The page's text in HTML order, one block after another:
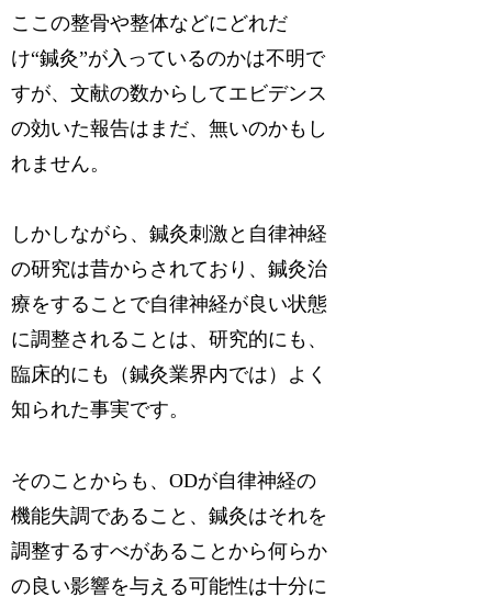
ここの整骨や整体などにどれだ
け“鍼灸”が入っているのかは不明で
すが、文献の数からしてエビデンス
の効いた報告はまだ、無いのかもし
れません。
しかしながら、鍼灸刺激と自律神経
の研究は昔からされており、鍼灸治
療をすることで自律神経が良い状態
に調整されることは、研究的にも、
臨床的にも（鍼灸業界内では）よく
知られた事実です。
そのことからも、ODが自律神経の
機能失調であること、鍼灸はそれを
調整するすべがあることから何らか
の良い影響を与える可能性は十分に